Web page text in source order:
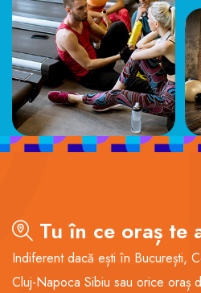
Tu în ce oraș te
Indiferent dacă ești în București,
Cluj-Napoca Sibiu sau orice oraș